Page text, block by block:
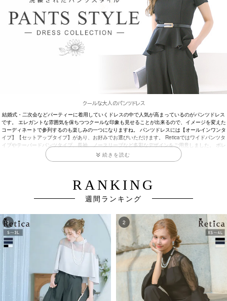
クールな大人のパンツドレス
結婚式・二次会などパーティーに着用していくドレスの中で人気が高まっているのがパンツドレス
です。 エレガントな雰囲気を保ちつつクールな印象も見せることが出来るので、イメージを変えた
コーディネートで参列するのも楽しみの一つになりますね。 パンツドレスには【オールインワンタ
イプ】【セットアップタイプ】があり、お好みでお選びいただけます。 Reticaではワイドパンツタ
イプやテーパードパンツタイプ、長袖、ノースリーブなど多彩なデザインをご用意しました。 ボレ
ロやショールとの相性もいいのでノースリーブスタイルでも悩まずにご着用いただけます。 パンツ
ドレスの人気は日増しに高まっていて、ほとんどのパーティーシーンで着用していても違和感がな
め、主賓、親族などの場合は避けた方が良いでしょう。 格式や列席者の顔ぶれも考慮してお選びく
ださいね。 受付をお願いされていたり、結婚式から参列して二次会の幹事を任されている方など
は、長時間の拘束や動き回る事もあると思いますので、動きやすいパンツドレスはとても便利で
週間ランキング